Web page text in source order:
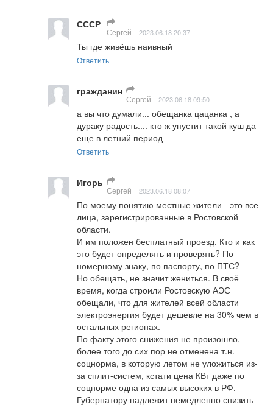
СССР
Сергей 2023.06.18 20:37
Ты где живёшь наивный
Ответить
гражданин
Сергей 2023.06.18 09:50
а вы что думали... обещанка цацанка , а
дураку радость.... кто ж упустит такой куш да
еще в летний период
Ответить
Игорь
Сергей 2023.06.18 08:07
По моему понятию местные жители - это все
лица, зарегистрированные в Ростовской
области.
И им положен бесплатный проезд. Кто и как
это будет определять и проверять? По
номерному знаку, по паспорту, по ПТС?
Но обещать, не значит жениться. В своё
время, когда строили Ростовскую АЭС
обещали, что для жителей всей области
электроэнергия будет дешевле на 30% чем в
остальных регионах.
По факту этого снижения не произошло,
более того до сих пор не отменена т.н.
соцнорма, в которую летом не уложиться из-
за сплит-систем, кстати цена КВт даже по
соцнорме одна из самых высоких в РФ.
Губернатору надлежит немедленно снизить